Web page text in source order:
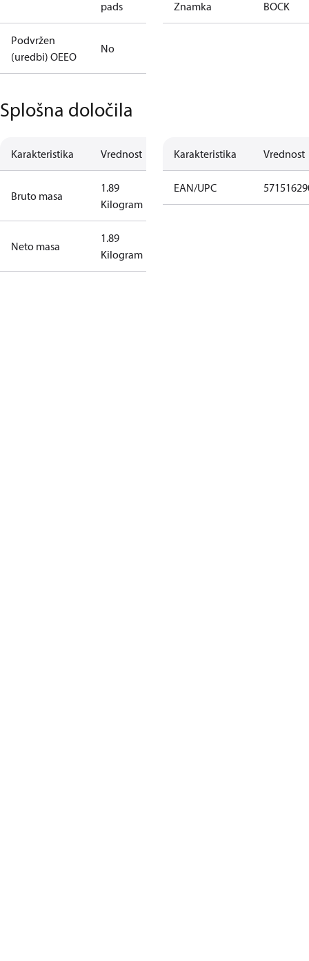
pads
Podvržen
(uredbi) OEEO
No
Znamka BOCK
Splošna določila
Karakteristika Vrednost
Bruto masa
1.89
Kilogram
Neto masa
1.89
Kilogram
Karakteristika Vrednost
EAN/UPC